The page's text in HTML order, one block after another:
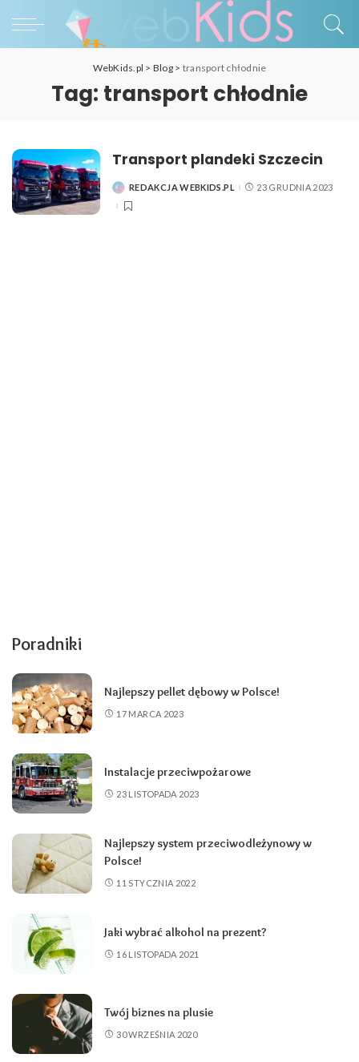
WebKids.pl > Blog > transport chłodnie
Tag: transport chłodnie
Transport plandeki Szczecin
POSTED
REDAKCJA WEBKIDS.PL 23 GRUDNIA 2023
Poradniki
Najlepszy pellet dębowy w Polsce!
17 MARCA 2023
Instalacje przeciwpożarowe
23 LISTOPADA 2023
Najlepszy system przeciwodleżynowy w
Polsce!
11 STYCZNIA 2022
Jaki wybrać alkohol na prezent?
16 LISTOPADA 2021
Twój biznes na plusie
30 WRZEŚNIA 2020